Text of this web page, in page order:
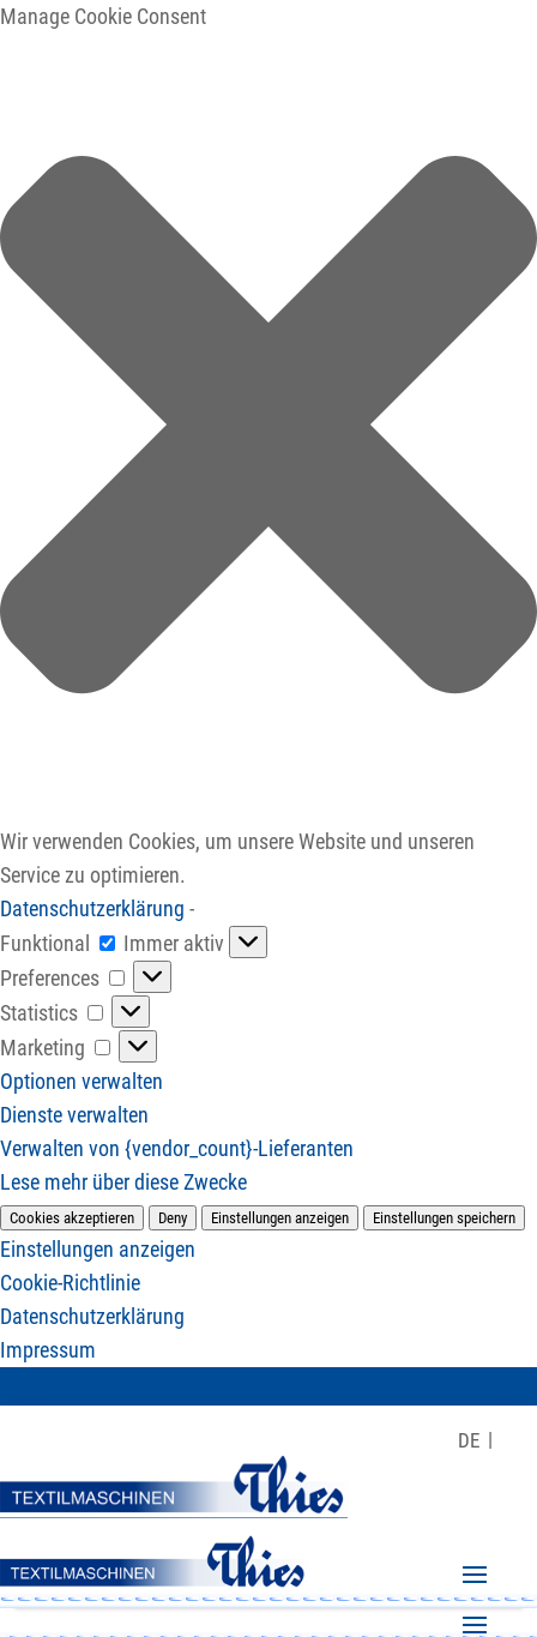
Manage Cookie Consent
Wir verwenden Cookies, um unsere Website und unseren
Service zu optimieren.
Datenschutzerklärung -
Funktional
Funktional
Immer aktiv
Preferences
Preferences
Statistics
Statistics
Marketing
Marketing
Optionen verwalten
Dienste verwalten
Verwalten von {vendor_count}-Lieferanten
Lese mehr über diese Zwecke
Cookies akzeptieren Deny Einstellungen anzeigen Einstellungen speichern
Einstellungen anzeigen
Cookie-Richtlinie
Datenschutzerklärung
Impressum
DE